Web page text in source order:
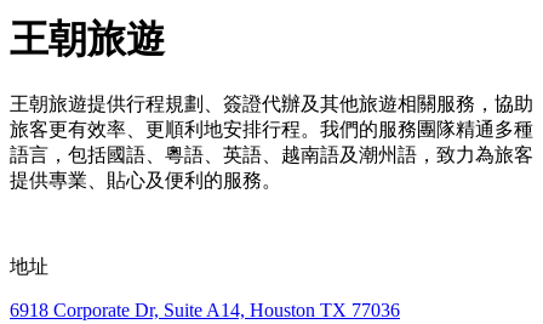
王朝旅遊
王朝旅遊提供行程規劃、簽證代辦及其他旅遊相關服務，協助
旅客更有效率、更順利地安排行程。我們的服務團隊精通多種
語言，包括國語、粵語、英語、越南語及潮州語，致力為旅客
提供專業、貼心及便利的服務。
地址
6918 Corporate Dr, Suite A14, Houston TX 77036